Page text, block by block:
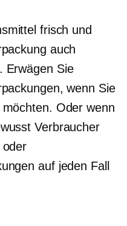
frisch und
auch
Erwägen Sie
wenn Sie
Oder wenn
Verbraucher
oder
auf jeden Fall